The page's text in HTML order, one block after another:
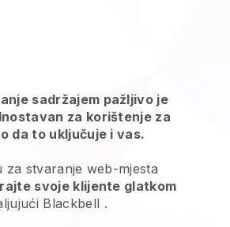
sadržajem pažljivo je
za korištenje za
da to uključuje i vas.
stvaranje web-mjesta
svoje klijente glatkom
Blackbell .